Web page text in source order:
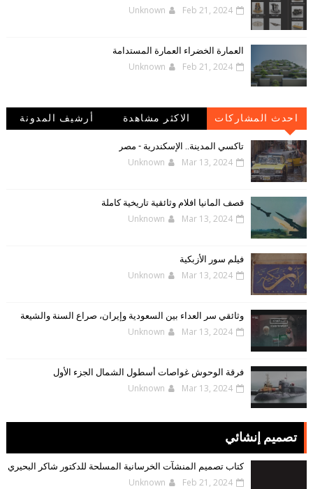
Unknown Feb 21, 2024
العمارة الخضراء العمارة المستدامة
Unknown Feb 21, 2024
احدث المشاركات الاكثر مشاهدة
أرشيف المدونة
تاكسي المدينة.. الإسكندرية - مصر
Unknown Mar 13, 2024
قصف المانيا افلام وثائقية تاريخية كاملة
Unknown Mar 13, 2024
فيلم سور الأزبكية
Unknown Mar 13, 2024
وثائقي سر العداء بين السعودية وإيران، صراع السنة والشيعة
Unknown Mar 13, 2024
فرقة الوحوش غواصات أسطول الشمال الجزء الأول
Unknown Mar 13, 2024
تصميم إنشائي
كتاب تصميم المنشآت الخرسانية المسلحة للدكتور شاكر البحيري
Unknown Feb 21, 2024